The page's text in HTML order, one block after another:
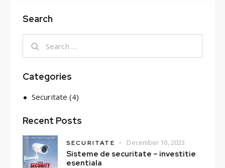
Search
Categories
Securitate (4)
Recent Posts
SECURITATE December 10, 2023
Sisteme de securitate – investitie
esentiala